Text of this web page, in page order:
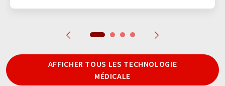
AFFICHER TOUS LES TECHNOLOGIE
MÉDICALE